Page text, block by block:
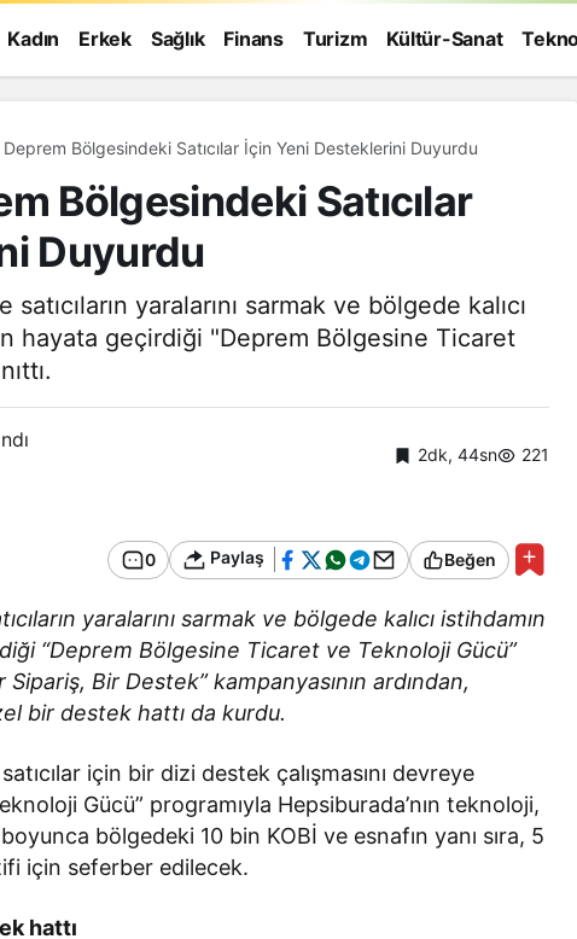
Kadın Erkek Sağlık Finans Turizm Kültür-Sanat
Bölgesindeki Satıcılar İçin Yeni Desteklerini Duyurdu
Bölgesindeki Satıcılar
Duyurdu
yaralarını sarmak ve bölgede kalıcı
hayata geçirdiği "Deprem Bölgesine Ticaret
2dk, 44sn 221
0 Paylaş Beğen
yaralarını sarmak ve bölgede kalıcı istihdamın
“Deprem Bölgesine Ticaret ve Teknoloji Gücü”
Sipariş, Bir Destek” kampanyasının ardından,
bir destek hattı da kurdu.
için bir dizi destek çalışmasını devreye
Gücü” programıyla Hepsiburada’nın teknoloji,
bölgedeki 10 bin KOBİ ve esnafın yanı sıra, 5
için seferber edilecek.
hattı
Bir Erkek Bir Kadına Ne